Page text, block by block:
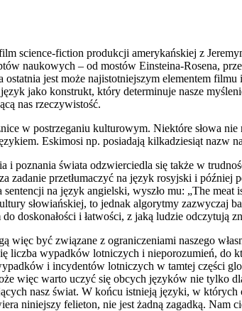
science-fiction produkcji amerykańskiej z
naukowych – od mostów Einsteina-Rosena,
jest może najistotniejszym elementem
jako konstrukt, który determinuje nasze
nas rzeczywistość.
w postrzeganiu kulturowym. Niektóre słowa
Eskimosi np. posiadają kilkadziesiąt
i poznania świata odzwierciedla się także w
zadanie przetłumaczyć na język rosyjski i
sentencji na język angielski, wyszło mu: „The
słowiańskiej, to jednak algorytmy zazwyczaj
doskonałości i łatwości, z jaką ludzie odczytują
więc być związane z ograniczeniami naszego
liczba wypadków lotniczych i nieporozumień,
i incydentów lotniczych w tamtej części
więc warto uczyć się obcych języków nie tylko
nasz świat. W końcu istnieją języki, w
niniejszy felieton, nie jest żadną zagadką. Nam